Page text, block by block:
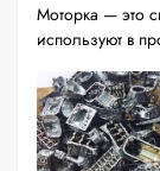
Моторка — это
используют в